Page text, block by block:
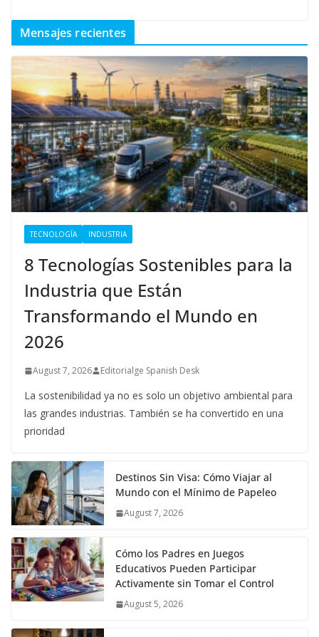
Mensajes recientes
TECNOLOGÍA INDUSTRIA
8 Tecnologías Sostenibles para la
Industria que Están
Transformando el Mundo en
2026
August 7, 2026 Editorialge Spanish Desk
La sostenibilidad ya no es solo un objetivo ambiental para
las grandes industrias. También se ha convertido en una
prioridad
Destinos Sin Visa: Cómo Viajar al
Mundo con el Mínimo de Papeleo
August 7, 2026
Cómo los Padres en Juegos
Educativos Pueden Participar
Activamente sin Tomar el Control
August 5, 2026